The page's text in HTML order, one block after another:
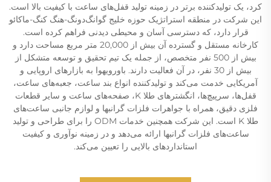
کرد، یک تولیدکننده برتر در زمینه تولید قفل‌های ساعت با کیفیت بالا است.
این شرکت در منطقه استراتژیک حوزه خلیج گوانگ‌دونگ-هنگ کنگ-ماکائو
قرار دارد، که دسترسی آسان و محیطی دیدنی فراهم کرده است.
کارخانه مستقل و گسترده آن بیش از 20,000 متر مربع مساحت دارد و
بیش از 500 نفر متخصص، از جمله یک تیم تحقیق و توسعه متشکل از
بیش از 30 نفر، در آن فعالیت دارند. باورویهوا به بازارهای اروپایی و
آمریکایی خدمت می‌کند و تولیدکننده انواع بند ساعت، جعبه‌های ساعت،
قفل‌ها، سرپیچ‌ها، انگشترهای طلا K، صفحه‌های ساعت و سایر قطعات
فلزی دقیق، همراه با جواهرات فلزات گرانبها و لوازم جانبی ساعت‌های
طلا K است. این شرکت همچنین خدمات ODM را برای طراحی و تولید
ساعت‌های فلزات گرانبها ارائه می‌دهد و در زمینه نوآوری و کیفیت
استانداردهای بالایی را تعیین می‌کند.